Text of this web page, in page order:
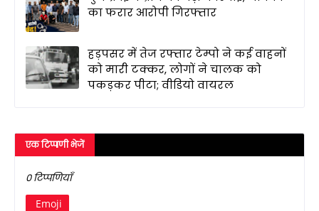
का फरार आरोपी गिरफ्तार
हड़पसर में तेज रफ्तार टेम्पो ने कई वाहनों
को मारी टक्कर, लोगों ने चालक को
पकड़कर पीटा; वीडियो वायरल
एक टिप्पणी भेजें
0 टिप्पणियाँ
Emoji